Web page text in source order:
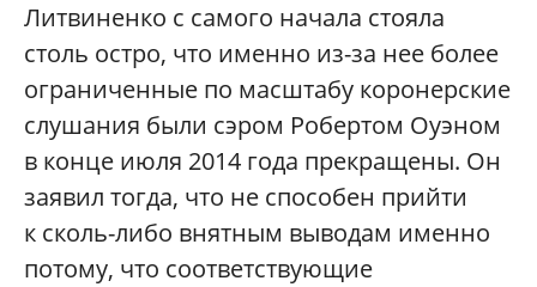
Литвиненко с самого начала стояла
столь остро, что именно из-за нее более
ограниченные по масштабу коронерские
слушания были сэром Робертом Оуэном
в конце июля 2014 года прекращены. Он
заявил тогда, что не способен прийти
к сколь-либо внятным выводам именно
потому, что соответствующие